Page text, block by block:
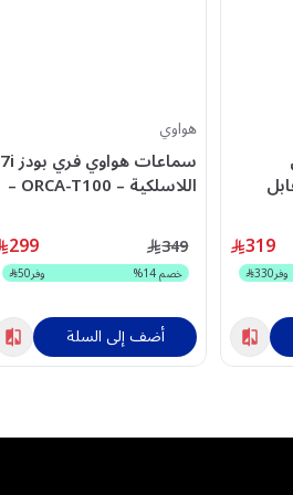
3 في 1 قابل
319
وفر330
هواوي
سماعات هواوي فري بودز 7i
اللاسلكية – ORCA-T100 –
299 349
خصم14
% وفر50
أضف إلى السلة